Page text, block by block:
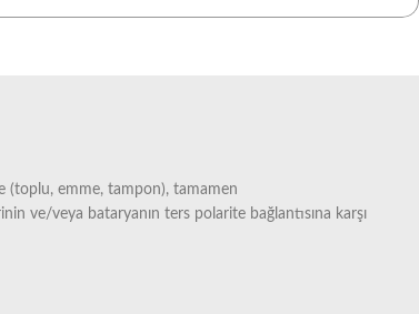
(toplu, emme, tampon), tamamen
ve/veya bataryanın ters polarite bağlantısına karşı